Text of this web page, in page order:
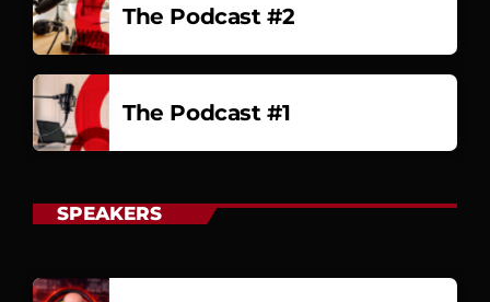
The Podcast #2
The Podcast #1
SPEAKERS